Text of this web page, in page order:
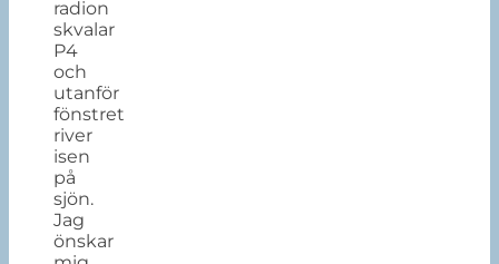
radion
skvalar
P4
och
utanför
fönstret
river
isen
på
sjön.
Jag
önskar